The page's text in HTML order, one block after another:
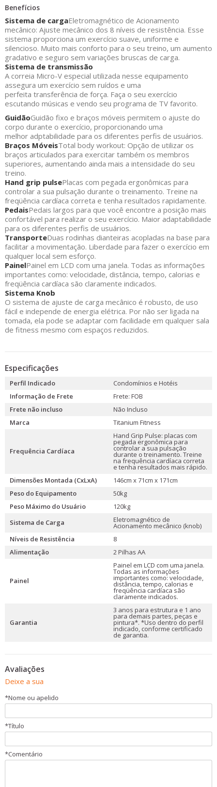
Benefícios
Sistema de cargaEletromagnético de Acionamento
mecânico: Ajuste mecânico dos 8 níveis de resistência. Esse
sistema proporciona um exercício suave, uniforme e
silencioso. Muito mais conforto para o seu treino, um aumento
gradativo e seguro sem variações bruscas de carga.
Sistema de transmissão
A correia Micro-V especial utilizada nesse equipamento
assegura um exercício sem ruídos e uma
perfeita transferência de força. Faça o seu exercício
escutando músicas e vendo seu programa de TV favorito.
GuidãoGuidão fixo e braços móveis permitem o ajuste do
corpo durante o exercício, proporcionando uma
melhor adptabilidade para os diferentes perfis de usuários.
Braços MóveisTotal body workout: Opção de utilizar os
braços articulados para exercitar também os membros
superiores, aumentando ainda mais a intensidade do seu
treino.
Hand grip pulsePlacas com pegada ergonômicas para
controlar a sua pulsação durante o treinamento. Treine na
freqüência cardíaca correta e tenha resultados rapidamente.
PedaisPedais largos para que você encontre a posição mais
confortável para realizar o seu exercício. Maior adaptabilidade
para os diferentes perfis de usuários.
TransporteDuas rodinhas dianteiras acopladas na base para
facilitar a movimentação. Liberdade para fazer o exercício em
qualquer local sem esforço.
PainelPainel em LCD com uma janela. Todas as informações
importantes como: velocidade, distância, tempo, calorias e
freqüência cardíaca são claramente indicados.
Sistema Knob
O sistema de ajuste de carga mecânico é robusto, de uso
fácil e independe de energia elétrica. Por não ser ligada na
tomada, ela pode se adaptar com facilidade em qualquer sala
de fitness mesmo com espaços reduzidos.
Especificações
Perfil Indicado
Condomínios e Hotéis
Informação de Frete
Frete: FOB
Frete não incluso
Não Incluso
Marca
Titanium Fitness
Frequência Cardíaca
Hand Grip Pulse: placas com
pegada ergonômica para
controlar a sua pulsação
durante o treinamento. Treine
na frequência cardíaca correta
e tenha resultados mais rápido.
Dimensões Montada (CxLxA)
146cm x 71cm x 171cm
Peso do Equipamento
50kg
Peso Máximo do Usuário
120kg
Sistema de Carga
Eletromagnético de
Acionamento mecânico (knob)
Níveis de Resistência
8
Alimentação
2 Pilhas AA
Painel
Painel em LCD com uma janela.
Todas as informações
importantes como: velocidade,
distância, tempo, calorias e
freqüência cardíaca são
claramente indicados.
Garantia
3 anos para estrutura e 1 ano
para demais partes, peças e
pintura*. *Uso dentro do perfil
indicado, conforme certificado
de garantia.
Avaliações
Deixe a sua
*Nome ou apelido
*Título
*Comentário